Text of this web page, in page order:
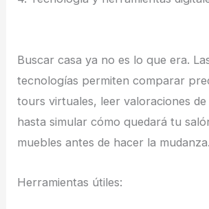
Buscar casa ya no es lo que era.
tecnologías permiten comparar
tours virtuales, leer valoraciones
hasta simular cómo quedará tu
muebles antes de hacer la mudanza.
Herramientas útiles: